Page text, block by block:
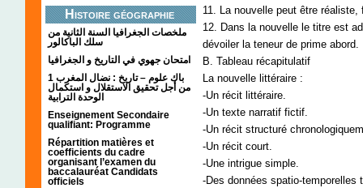
Histoire géographie
ملخصات الجغرافيا السنة الثانية من
سلك الباكالور
امتحان جهوي في التاريخ و الجغرافيا
1 باك علوم – تاريخ : نضال المغرب
من أجل تحقيق الاستقلال و استكمال
الوحدة الترابية
Enseignement Secondaire
qualifiant: Programme
Répartition matières et
coefficients du cadre
organisant l’examen du
baccalauréat Candidats
officiels
11. La nouvelle peut être
12. Dans la nouvelle le titre est
dévoiler la teneur de prime abord.
B. Tableau récapitulatif
La nouvelle littéraire :
-Un récit littéraire.
-Un texte narratif fictif.
-Un récit structuré
-Un récit court.
-Une intrigue simple.
-Des données spatio-temporelles